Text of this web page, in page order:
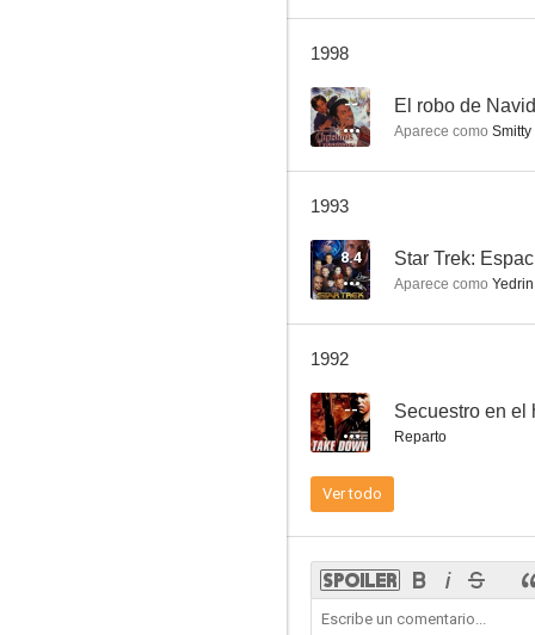
1998
-- El robo de
Aparece como Smitty
1993
8.4 Star Trek:
Aparece como
1992
-- Secuestro en el
Reparto
Ver todo